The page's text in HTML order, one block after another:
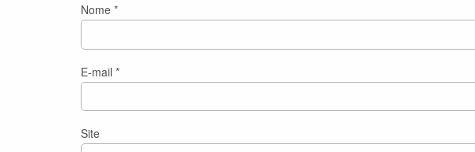
Nome *
E-mail *
Site